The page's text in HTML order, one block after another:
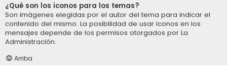
¿Qué son los iconos para los temas?
Son imágenes elegidas por el autor del tema para indicar el
contenido del mismo. La posibilidad de usar iconos en los
mensajes depende de los permisos otorgados por La
Administración.
Arriba